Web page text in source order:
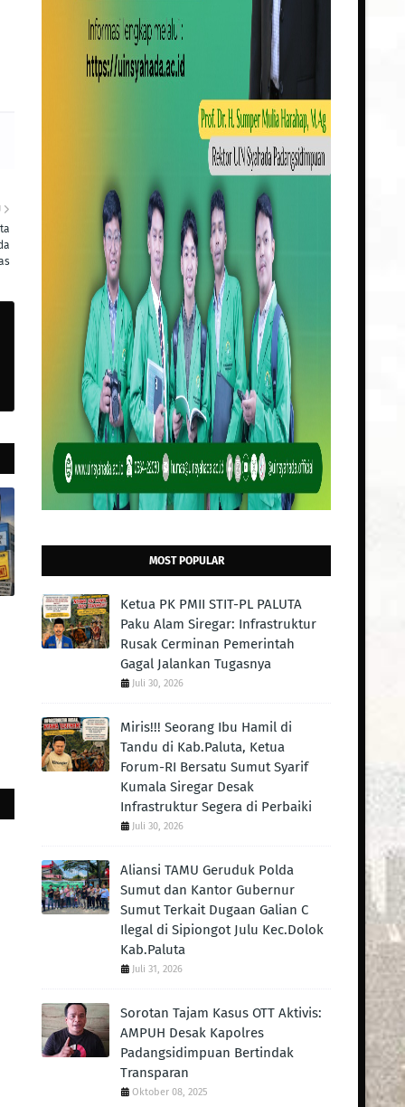
MOST POPULAR
Ketua PK PMII STIT-PL PALUTA
Paku Alam Siregar: Infrastruktur
Rusak Cerminan Pemerintah
Gagal Jalankan Tugasnya
Juli 30, 2026
Miris!!! Seorang Ibu Hamil di
Tandu di Kab.Paluta, Ketua
Forum-RI Bersatu Sumut Syarif
Kumala Siregar Desak
Infrastruktur Segera di Perbaiki
Juli 30, 2026
Aliansi TAMU Geruduk Polda
Sumut dan Kantor Gubernur
Sumut Terkait Dugaan Galian C
Ilegal di Sipiongot Julu Kec.Dolok
Kab.Paluta
Juli 31, 2026
Sorotan Tajam Kasus OTT Aktivis:
AMPUH Desak Kapolres
Padangsidimpuan Bertindak
Transparan
Oktober 08, 2025